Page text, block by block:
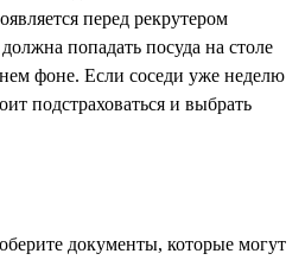
перед рекрутером
попадать посуда на столе
фоне. Если соседи уже неделю
подстраховаться и выбрать
документы, которые могут